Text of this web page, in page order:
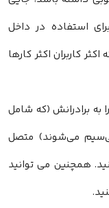
مانند بقیه Citationها، می‌توانید سری 200 را به برادرانش (که شامل
می‌شوند) متصل
همچنین می توانید